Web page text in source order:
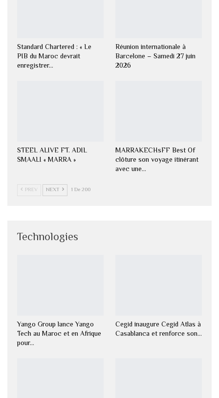
Standard Chartered : « Le
PIB du Maroc devrait
enregistrer…
Réunion internationale à
Barcelone – Samedi 27 juin
2026
STEEL ALIVE FT. ADIL
SMAALI « MARRA »
MARRAKECHsFF Best Of
clôture son voyage itinérant
avec une…
PREV NEXT 1 De 200
Technologies
Yango Group lance Yango
Tech au Maroc et en Afrique
pour…
Cegid inaugure Cegid Atlas à
Casablanca et renforce son…